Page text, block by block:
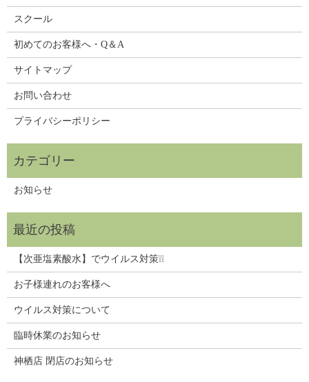
スクール
初めてのお客様へ・Q＆A
サイトマップ
お問い合わせ
プライバシーポリシー
お知らせ
【次亜塩素酸水】でウイルス対策❕❕
お子様連れのお客様へ
ウイルス対策について
臨時休業のお知らせ
神栖店 閉店のお知らせ